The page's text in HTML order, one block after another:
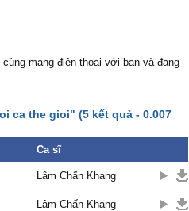
mạng điện thoại với bạn và đang
ca the gioi" (5 kết quả - 0.007
Ca sĩ
Lâm Chấn Khang
Lâm Chấn Khang